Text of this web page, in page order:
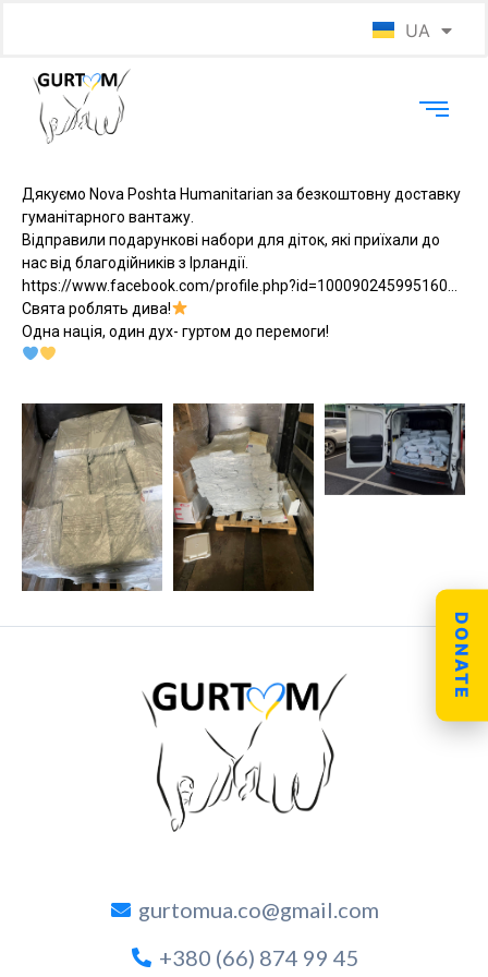
UA
EN
Дякуємо Nova Poshta Humanitarian за безкоштовну доставку
гуманітарного вантажу.
Відправили подарункові набори для діток, які приїхали до
нас від благодійників з Ірландії.
https://www.facebook.com/profile.php?id=100090245995160…
Свята роблять дива!
Одна нація, один дух- гуртом до перемоги!
gurtomua.co@gmail.com
+380 (66) 874 99 45
DONATE